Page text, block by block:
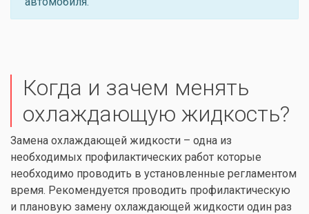
Когда и зачем менять
охлаждающую жидкость?
Замена охлаждающей жидкости – одна из
необходимых профилактических работ которые
необходимо проводить в установленные регламентом
время. Рекомендуется проводить профилактическую
и плановую замену охлаждающей жидкости один раз